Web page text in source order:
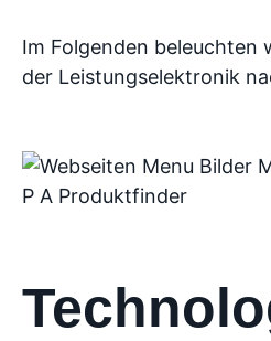
Im Folgenden beleuchten
der Leistungselektronik